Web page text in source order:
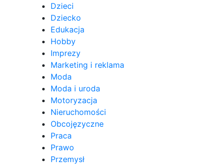
Dzieci
Dziecko
Edukacja
Hobby
Imprezy
Marketing i reklama
Moda
Moda i uroda
Motoryzacja
Nieruchomości
Obcojęzyczne
Praca
Prawo
Przemysł